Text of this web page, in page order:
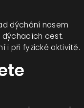
dýchání nosem
dýchacích cest.
i při fyzické aktivitě.